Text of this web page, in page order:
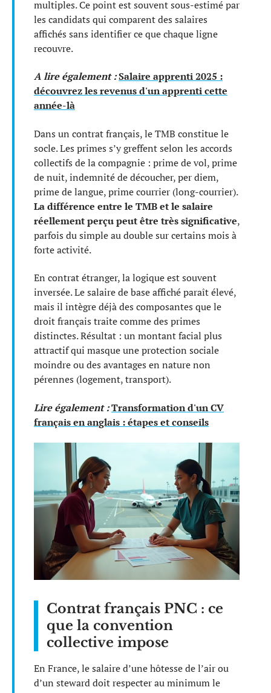
multiples. Ce point est souvent sous-estimé par
les candidats qui comparent des salaires
affichés sans identifier ce que chaque ligne
recouvre.
A lire également :Salaire apprenti 2025 :
découvrez les revenus d'un apprenti cette
année-là
Dans un contrat français, le TMB constitue le
socle. Les primes s’y greffent selon les accords
collectifs de la compagnie : prime de vol, prime
de nuit, indemnité de découcher, per diem,
prime de langue, prime courrier (long-courrier).
La différence entre le TMB et le salaire
réellement perçu peut être très significative,
parfois du simple au double sur certains mois à
forte activité.
En contrat étranger, la logique est souvent
inversée. Le salaire de base affiché paraît élevé,
mais il intègre déjà des composantes que le
droit français traite comme des primes
distinctes. Résultat : un montant facial plus
attractif qui masque une protection sociale
moindre ou des avantages en nature non
pérennes (logement, transport).
Lire également :Transformation d'un CV
français en anglais : étapes et conseils
Contrat français PNC : ce
que la convention
collective impose
En France, le salaire d’une hôtesse de l’air ou
d’un steward doit respecter au minimum le